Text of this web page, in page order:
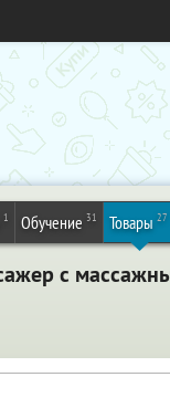
1 Обучение 31 Товары 27
с